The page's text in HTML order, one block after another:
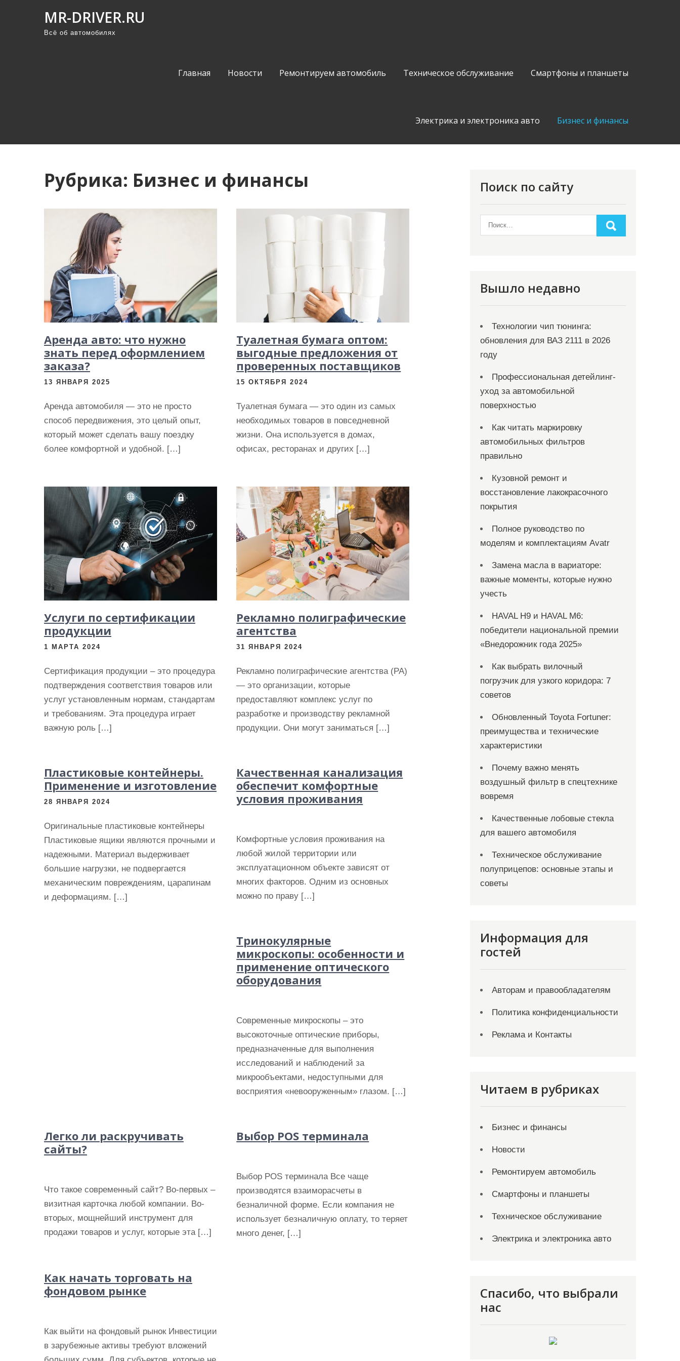
MR-DRIVER.RU
Всё об автомобилях
Главная Новости Ремонтируем автомобиль Техническое обслуживание Смартфоны и планшеты
Электрика и электроника авто Бизнес и финансы
Рубрика: Бизнес и финансы
Аренда авто: что нужно
знать перед оформлением
заказа?
13 ЯНВАРЯ 2025
Аренда автомобиля — это не просто
способ передвижения, это целый опыт,
который может сделать вашу поездку
более комфортной и удобной. […]
Туалетная бумага оптом:
выгодные предложения от
проверенных поставщиков
15 ОКТЯБРЯ 2024
Туалетная бумага — это один из самых
необходимых товаров в повседневной
жизни. Она используется в домах,
офисах, ресторанах и других […]
Услуги по сертификации
продукции
1 МАРТА 2024
Сертификация продукции – это процедура
подтверждения соответствия товаров или
услуг установленным нормам, стандартам
и требованиям. Эта процедура играет
важную роль […]
Рекламно полиграфические
агентства
31 ЯНВАРЯ 2024
Рекламно полиграфические агентства (РА)
— это организации, которые
предоставляют комплекс услуг по
разработке и производству рекламной
продукции. Они могут заниматься […]
Пластиковые контейнеры.
Применение и изготовление
28 ЯНВАРЯ 2024
Оригинальные пластиковые контейнеры
Пластиковые ящики являются прочными и
надежными. Материал выдерживает
большие нагрузки, не подвергается
механическим повреждениям, царапинам
и деформациям. […]
Качественная канализация
обеспечит комфортные
условия проживания
Комфортные условия проживания на
любой жилой территории или
эксплуатационном объекте зависят от
многих факторов. Одним из основных
можно по праву […]
Тринокулярные
микроскопы: особенности и
применение оптического
оборудования
Современные микроскопы – это
высокоточные оптические приборы,
предназначенные для выполнения
исследований и наблюдений за
микрообъектами, недоступными для
восприятия «невооруженным» глазом. […]
Легко ли раскручивать
сайты?
Что такое современный сайт? Во-первых –
визитная карточка любой компании. Во-
вторых, мощнейший инструмент для
продажи товаров и услуг, которые эта […]
Выбор POS терминала
Выбор POS терминала Все чаще
производятся взаиморасчеты в
безналичной форме. Если компания не
использует безналичную оплату, то теряет
много денег, […]
Как начать торговать на
фондовом рынке
Как выйти на фондовый рынок Инвестиции
в зарубежные активы требуют вложений
Поиск по сайту
Вышло недавно
Технологии чип тюнинга:
обновления для ВАЗ 2111 в 2026
году
Профессиональная детейлинг-
уход за автомобильной
поверхностью
Как читать маркировку
автомобильных фильтров
правильно
Кузовной ремонт и
восстановление лакокрасочного
покрытия
Полное руководство по
моделям и комплектациям Avatr
Замена масла в вариаторе:
важные моменты, которые нужно
учесть
HAVAL H9 и HAVAL M6:
победители национальной премии
«Внедорожник года 2025»
Как выбрать вилочный
погрузчик для узкого коридора: 7
советов
Обновленный Toyota Fortuner:
преимущества и технические
характеристики
Почему важно менять
воздушный фильтр в спецтехнике
вовремя
Качественные лобовые стекла
для вашего автомобиля
Техническое обслуживание
полуприцепов: основные этапы и
советы
Информация для
гостей
Авторам и правообладателям
Политика конфиденциальности
Реклама и Контакты
Читаем в рубриках
Бизнес и финансы
Новости
Ремонтируем автомобиль
Смартфоны и планшеты
Техническое обслуживание
Электрика и электроника авто
Спасибо, что выбрали
нас